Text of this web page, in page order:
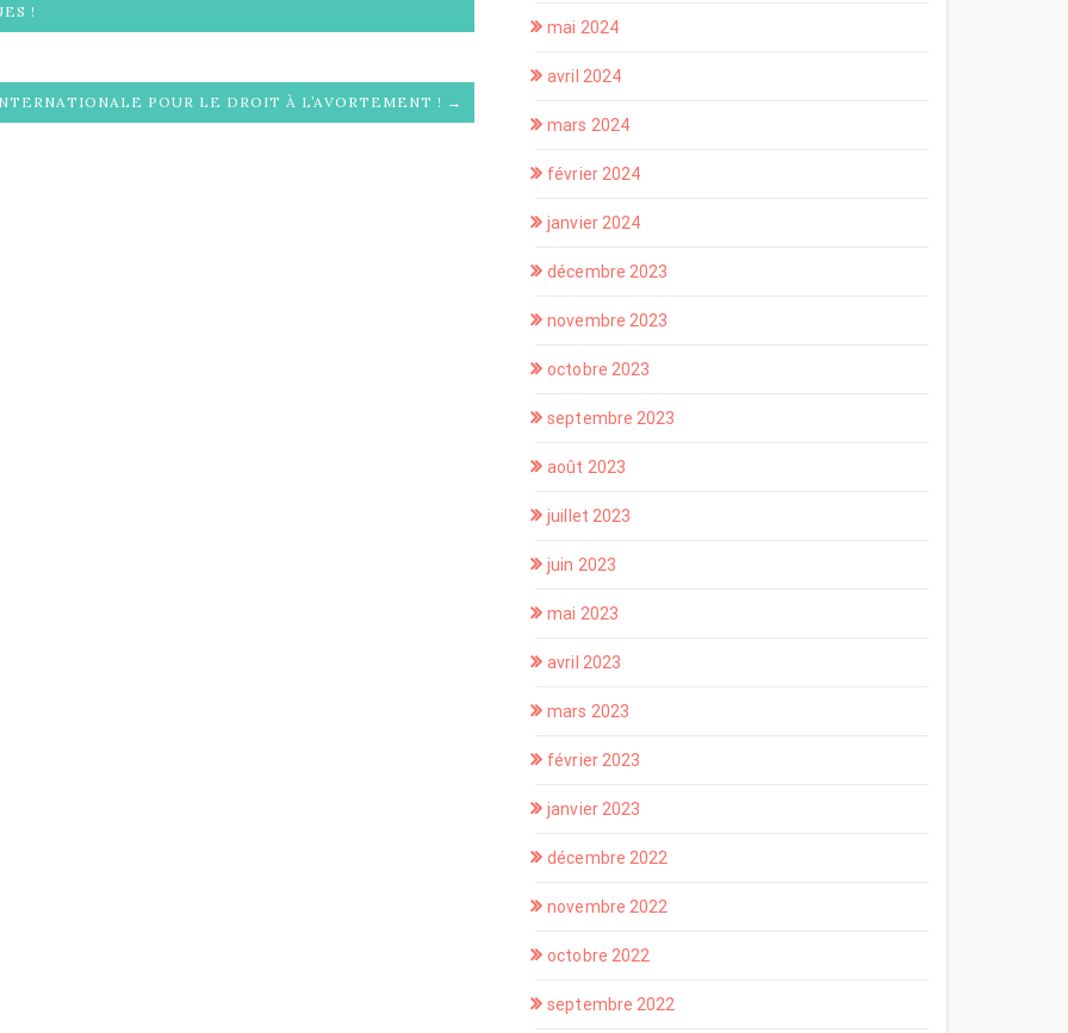
!
POUR LE DROIT À L’AVORTEMENT ! →
mai 2024
avril 2024
mars 2024
février 2024
janvier 2024
décembre 2023
novembre 2023
octobre 2023
septembre 2023
août 2023
juillet 2023
juin 2023
mai 2023
avril 2023
mars 2023
février 2023
janvier 2023
décembre 2022
novembre 2022
octobre 2022
septembre 2022